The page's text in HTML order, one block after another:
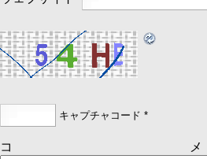
キャプチャコード *
コ